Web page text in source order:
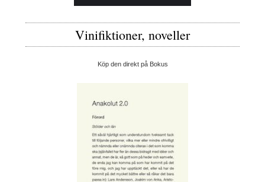
Vinifiktioner, noveller
Köp den direkt på Bokus